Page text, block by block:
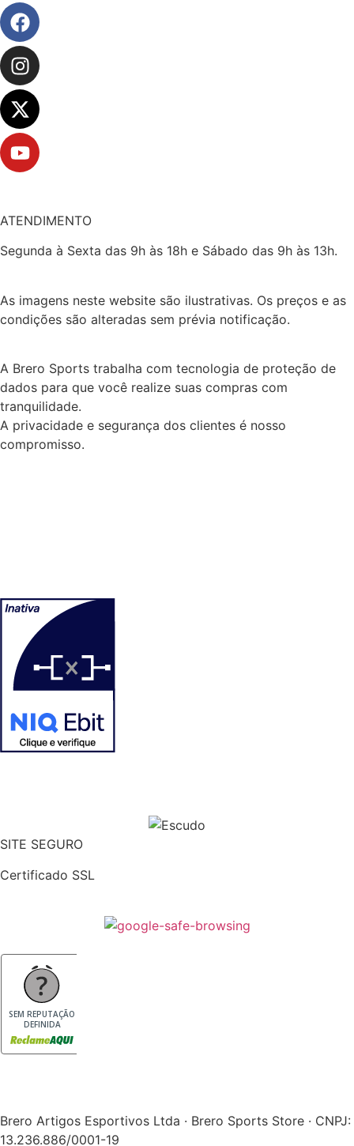
ATENDIMENTO
Segunda à Sexta das 9h às 18h e Sábado das 9h às 13h.
As imagens neste website são ilustrativas. Os preços e as
condições são alteradas sem prévia notificação.
A Brero Sports trabalha com tecnologia de proteção de
dados para que você realize suas compras com
tranquilidade.
A privacidade e segurança dos clientes é nosso
compromisso.
SITE SEGURO
Certificado SSL
SEM REPUTAÇÃO
DEFINIDA
Brero Artigos Esportivos Ltda · Brero Sports Store · CNPJ:
13.236.886/0001-19